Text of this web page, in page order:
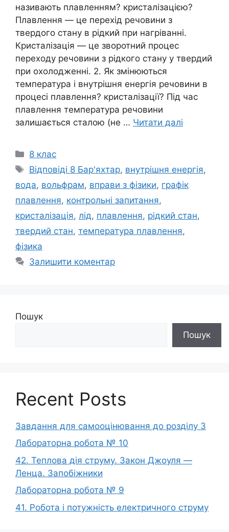
називають плавленням? кристалізацією?
Плавлення — це перехід речовини з
твердого стану в рідкий при нагріванні.
Кристалізація — це зворотний процес
переходу речовини з рідкого стану у твердий
при охолодженні. 2. Як змінюються
температура і внутрішня енергія речовини в
процесі плавлення? кристалізації? Під час
плавлення температура речовини
залишається сталою (не … Читати далі
Категорії
8 клас
Позначки
Відповіді 8 Бар'яхтар, внутрішня енергія,
вода, вольфрам, вправи з фізики, графік
плавлення, контрольні запитання,
кристалізація, лід, плавлення, рідкий стан,
твердий стан, температура плавлення,
фізика
Залишити коментар
Пошук
Пошук
Recent Posts
Завдання для самооцінювання до розділу 3
Лабораторна робота № 10
42. Теплова дія струму. Закон Джоуля —
Ленца. Запобіжники
Лабораторна робота № 9
41. Робота і потужність електричного струму